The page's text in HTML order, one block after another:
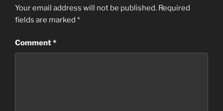
Your email address will not be published. Required
fields are marked *
Comment*